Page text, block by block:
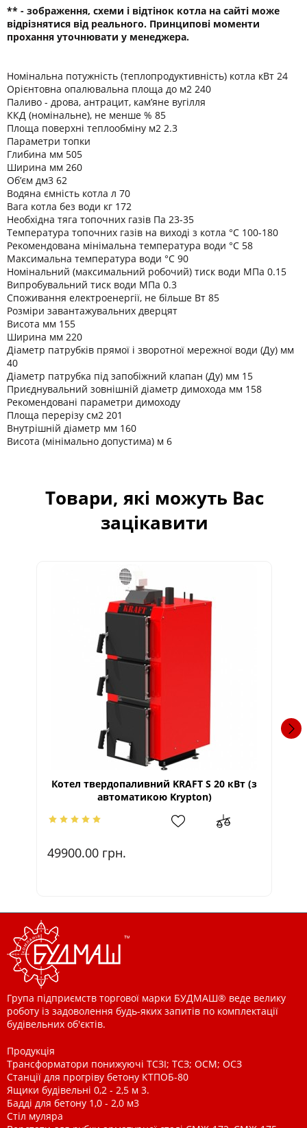
** - зображення, схеми і відтінок котла на сайті може
відрізнятися від реального. Принципові моменти
прохання уточнювати у менеджера.
Номінальна потужність (теплопродуктивність) котла кВт 24
Орієнтовна опалювальна площа до м2 240
Паливо - дрова, антрацит, кам’яне вугілля
ККД (номінальне), не менше % 85
Площа поверхні теплообміну м2 2.3
Параметри топки
Глибина мм 505
Ширина мм 260
Об’єм дм3 62
Водяна ємність котла л 70
Вага котла без води кг 172
Необхідна тяга топочних газів Па 23-35
Температура топочних газів на виході з котла °C 100-180
Рекомендована мінімальна температура води °C 58
Максимальна температура води °C 90
Номінальний (максимальний робочий) тиск води МПа 0.15
Випробувальний тиск води МПа 0.3
Споживання електроенергії, не більше Вт 85
Розміри завантажувальних дверцят
Висота мм 155
Ширина мм 220
Діаметр патрубків прямої і зворотної мережної води (Ду) мм
40
Діаметр патрубка під запобіжний клапан (Ду) мм 15
Приєднувальний зовнішній діаметр димохода мм 158
Рекомендовані параметри димоходу
Площа перерізу см2 201
Внутрішній діаметр мм 160
Висота (мінімально допустима) м 6
Товари, які можуть Вас
зацікавити
Котел твердопаливний KRAFT S 20 кВт (з
автоматикою Krypton)
49900.00 грн.
Група підприємств торгової марки БУДМАШ® веде велику
роботу із задоволення будь-яких запитів по комплектації
будівельних об'єктів.
Продукція
Трансформатори понижуючі ТСЗІ; ТСЗ; ОСМ; ОСЗ
Станції для прогріву бетону КТПОБ-80
Ящики будівельні 0,2 - 2,5 м 3.
Бадді для бетону 1,0 - 2,0 м3
Стіл муляра